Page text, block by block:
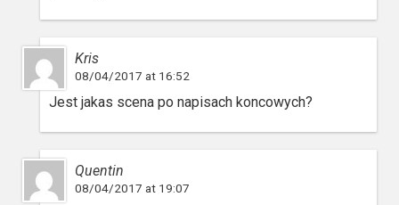
Kris
08/04/2017 at 16:52
Jest jakas scena po napisach koncowych?
Quentin
08/04/2017 at 19:07